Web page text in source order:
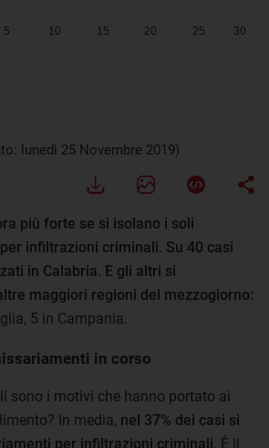
lunedì 25 Novembre 2019)
più forte se si isolano i soli
infiltrazioni criminali. Su 40 casi
in Calabria. E gli altri si
maggiori regioni del mezzogiorno:
5 in Campania.
in corso
sono i motivi che hanno portato ai
In media, nel 37% dei casi si
per infiltrazioni criminali. È il